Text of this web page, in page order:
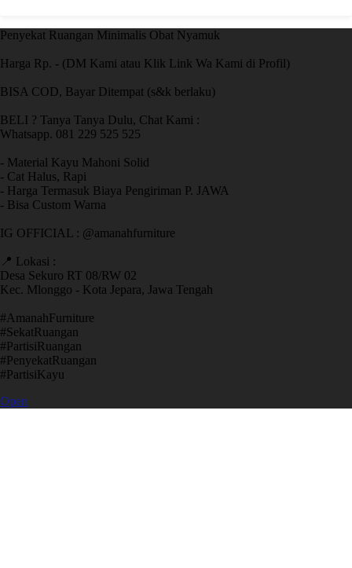
Penyekat Ruangan Minimalis Obat Nyamuk
Harga Rp. - (DM Kami atau Klik Link Wa Kami di Profil)
BISA COD, Bayar Ditempat (s&k berlaku)
BELI ? Tanya Tanya Dulu, Chat Kami :
Whatsapp. 081 229 525 525
- Material Kayu Mahoni Solid
- Cat Halus, Rapi
- Harga Termasuk Biaya Pengiriman P. JAWA
- Bisa Custom Warna
IG OFFICIAL : @amanahfurniture
📍 Lokasi :
Desa Sekuro RT 08/RW 02
Kec. Mlonggo - Kota Jepara, Jawa Tengah
​#AmanahFurniture
​#SekatRuangan
​#PartisiRuangan
​#PenyekatRuangan
​#PartisiKayu
Open